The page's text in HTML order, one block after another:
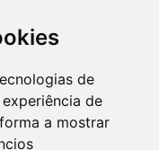
de
de
a mostrar